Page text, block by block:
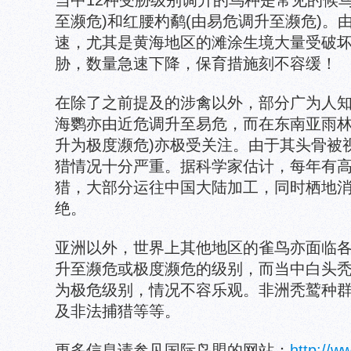
至濒危)和红腰杓鹬(由易危调升至濒危)。
速，尤其是黄海地区的滩涂生境大量受破
胁，数量急速下降，保育措施刻不容缓！
在除了之前提及的涉禽以外，部分广为人
海鹦亦由近危调升至易危，而在东南亚雨
升为极度濒危)亦极受关注。由于其头骨被
猎情况十分严重。据科学家估计，每年有
猎，大部分运往中国大陆加工，同时栖地
绝。
亚洲以外，世界上其他地区的雀鸟亦面临
升至濒危或极度濒危的级别，而当中白头
为极危级别，情况不容乐观。非洲秃鹫种
及非法捕猎等等。